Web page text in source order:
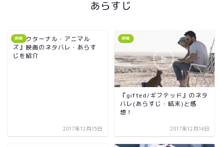
あらすじ
映画
『ノクターナル・アニマル
ズ』映画のネタバレ・あらす
じを紹介
2017年12月15日
映画
『gifted/ギフテッド』のネタ
バレ(あらすじ・結末)と感
想！
2017年12月14日